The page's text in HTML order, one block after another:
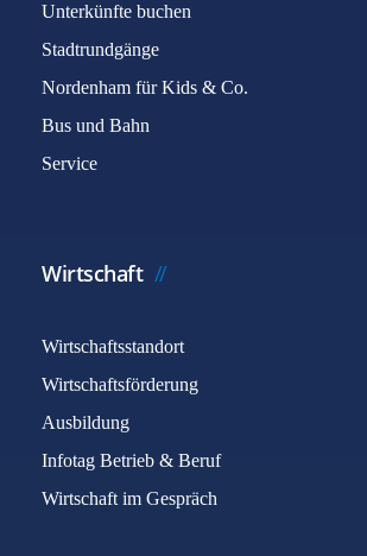
Unterkünfte buchen
Stadtrundgänge
Nordenham für Kids & Co.
Bus und Bahn
Service
Wirtschaft
Wirtschaftsstandort
Wirtschaftsförderung
Ausbildung
Infotag Betrieb & Beruf
Wirtschaft im Gespräch